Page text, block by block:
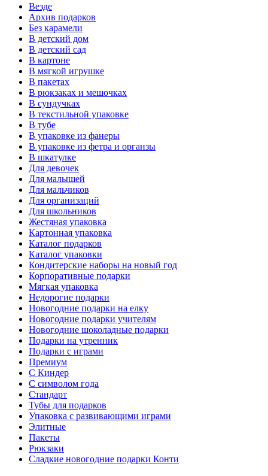
Везде
Архив подарков
Без карамели
В детский дом
В детский сад
В картоне
В мягкой игрушке
В пакетах
В рюкзаках и мешочках
В сундучках
В текстильной упаковке
В тубе
В упаковке из фанеры
В упаковке из фетра и органзы
В шкатулке
Для девочек
Для малышей
Для мальчиков
Для организаций
Для школьников
Жестяная упаковка
Картонная упаковка
Каталог подарков
Каталог упаковки
Кондитерские наборы на новый год
Корпоративные подарки
Мягкая упаковка
Недорогие подарки
Новогодние подарки на елку
Новогодние подарки учителям
Новогодние шоколадные подарки
Подарки на утренник
Подарки с играми
Премиум
С Киндер
С символом года
Стандарт
Тубы для подарков
Упаковка с развивающими играми
Элитные
Пакеты
Рюкзаки
Сладкие новогодние подарки Конти